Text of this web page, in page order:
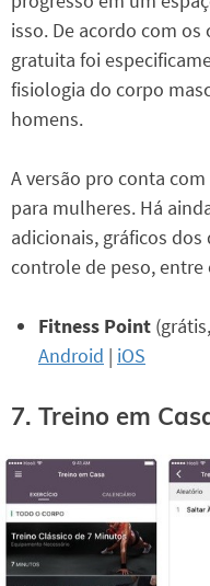
isso. De acordo com
gratuita foi
fisiologia do corpo
homens.
A versão pro conta
para mulheres. Há
adicionais, gráficos
controle de peso,
Fitness Point
Android | iOS
7. Treino em